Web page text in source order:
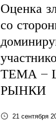
Оценка
со
ТЕМА –
РЫНКИ
21 сентября